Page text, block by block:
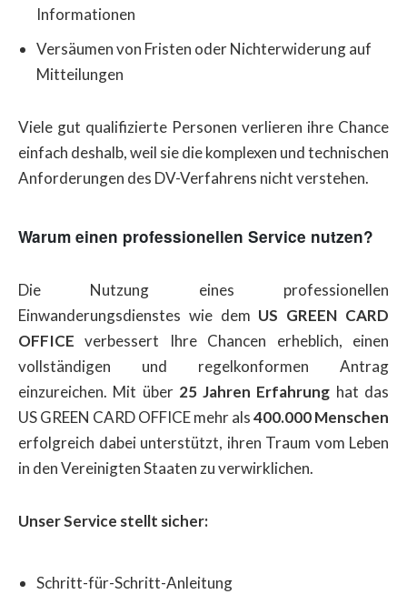
Informationen
Versäumen von Fristen oder Nichterwiderung auf
Mitteilungen
Viele gut qualifizierte Personen verlieren ihre Chance
einfach deshalb, weil sie die komplexen und technischen
Anforderungen des DV-Verfahrens nicht verstehen.
Warum einen professionellen Service nutzen?
Die Nutzung eines professionellen
Einwanderungsdienstes wie dem US GREEN CARD
OFFICE verbessert Ihre Chancen erheblich, einen
vollständigen und regelkonformen Antrag
einzureichen. Mit über 25 Jahren Erfahrung hat das
US GREEN CARD OFFICE mehr als400.000 Menschen
erfolgreich dabei unterstützt, ihren Traum vom Leben
in den Vereinigten Staaten zu verwirklichen.
Unser Service stellt sicher:
Schritt-für-Schritt-Anleitung